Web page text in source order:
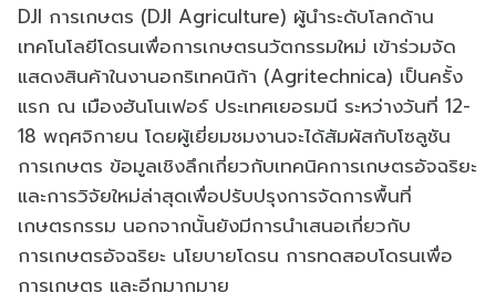
DJI การเกษตร (DJI Agriculture) ผู้นำระดับโลกด้าน
เทคโนโลยีโดรนเพื่อการเกษตรนวัตกรรมใหม่ เข้าร่วมจัด
แสดงสินค้าในงานอกริเทคนิก้า (Agritechnica) เป็นครั้ง
แรก ณ เมืองฮันโนเฟอร์ ประเทศเยอรมนี ระหว่างวันที่ 12-
18 พฤศจิกายน โดยผู้เยี่ยมชมงานจะได้สัมผัสกับโซลูชัน
การเกษตร ข้อมูลเชิงลึกเกี่ยวกับเทคนิคการเกษตรอัจฉริยะ
และการวิจัยใหม่ล่าสุดเพื่อปรับปรุงการจัดการพื้นที่
เกษตรกรรม นอกจากนั้นยังมีการนำเสนอเกี่ยวกับ
การเกษตรอัจฉริยะ นโยบายโดรน การทดสอบโดรนเพื่อ
การเกษตร และอีกมากมาย